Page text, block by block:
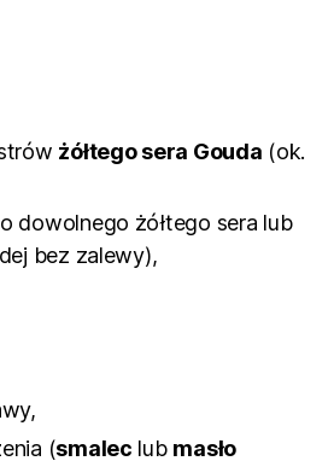
żółtego sera Gouda (ok.
dowolnego żółtego sera lub
bez zalewy),
(smalec lub masło